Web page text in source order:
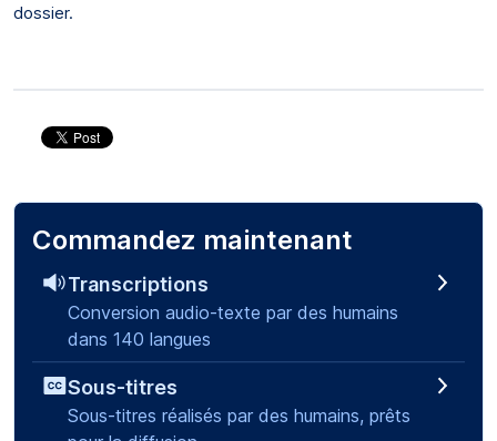
dossier.
Commandez maintenant
Transcriptions
Conversion audio-texte par des humains
dans 140 langues
Sous-titres
Sous-titres réalisés par des humains, prêts